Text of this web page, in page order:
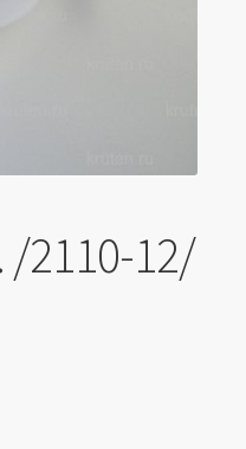
/2110-12/